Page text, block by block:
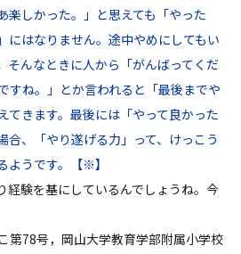
楽しかった。」と思えても「やった
にはなりません。途中やめにしてもい
そんなときに人から「がんばってくだ
すね。」とか言われると「最後までや
てきます。最後には「やって良かった
合、「やり遂げる力」って、けっこう
ようです。【※】
経験を基にしているんでしょうね。今
第78号，岡山大学教育学部附属小学校